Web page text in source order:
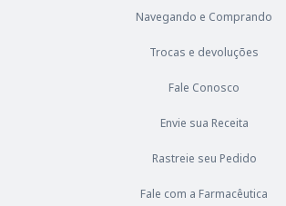
Navegando e Comprando
Trocas e devoluções
Fale Conosco
Envie sua Receita
Rastreie seu Pedido
Fale com a Farmacêutica